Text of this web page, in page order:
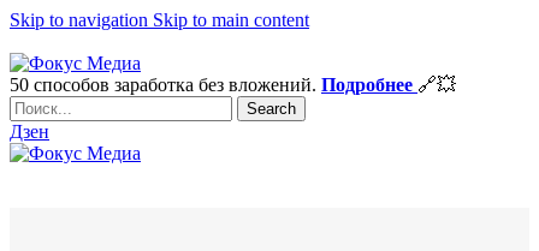
Skip to navigation Skip to main content
50 способов заработка без вложений. Подробнее 🔗‍💥
Search
Дзен